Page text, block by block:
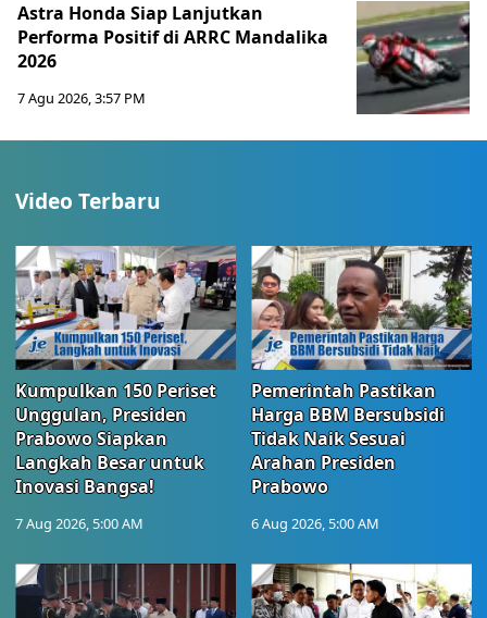
Astra Honda Siap Lanjutkan
Performa Positif di ARRC Mandalika
2026
7 Agu 2026, 3:57 PM
Video Terbaru
Kumpulkan 150 Periset
Unggulan, Presiden
Prabowo Siapkan
Langkah Besar untuk
Inovasi Bangsa!
7 Aug 2026, 5:00 AM
Pemerintah Pastikan
Harga BBM Bersubsidi
Tidak Naik Sesuai
Arahan Presiden
Prabowo
6 Aug 2026, 5:00 AM